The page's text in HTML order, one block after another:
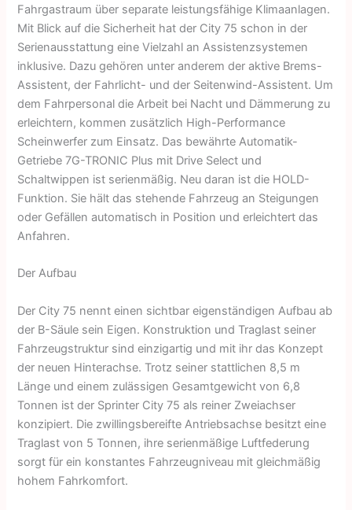
Fahrgastraum über separate leistungsfähige Klimaanlagen.
Mit Blick auf die Sicherheit hat der City 75 schon in der
Serienausstattung eine Vielzahl an Assistenzsystemen
inklusive. Dazu gehören unter anderem der aktive Brems-
Assistent, der Fahrlicht- und der Seitenwind-Assistent. Um
dem Fahrpersonal die Arbeit bei Nacht und Dämmerung zu
erleichtern, kommen zusätzlich High-Performance
Scheinwerfer zum Einsatz. Das bewährte Automatik-
Getriebe 7G-TRONIC Plus mit Drive Select und
Schaltwippen ist serienmäßig. Neu daran ist die HOLD-
Funktion. Sie hält das stehende Fahrzeug an Steigungen
oder Gefällen automatisch in Position und erleichtert das
Anfahren.
Der Aufbau
Der City 75 nennt einen sichtbar eigenständigen Aufbau ab
der B-Säule sein Eigen. Konstruktion und Traglast seiner
Fahrzeugstruktur sind einzigartig und mit ihr das Konzept
der neuen Hinterachse. Trotz seiner stattlichen 8,5 m
Länge und einem zulässigen Gesamtgewicht von 6,8
Tonnen ist der Sprinter City 75 als reiner Zweiachser
konzipiert. Die zwillingsbereifte Antriebsachse besitzt eine
Traglast von 5 Tonnen, ihre serienmäßige Luftfederung
sorgt für ein konstantes Fahrzeugniveau mit gleichmäßig
hohem Fahrkomfort.